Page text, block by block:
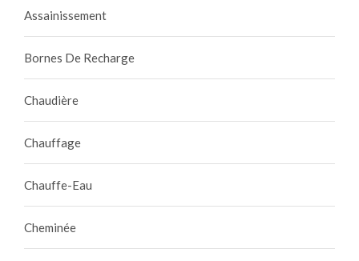
Assainissement
Bornes De Recharge
Chaudière
Chauffage
Chauffe-Eau
Cheminée